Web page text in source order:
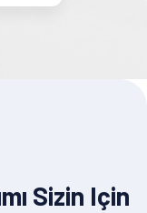
Sizin Için